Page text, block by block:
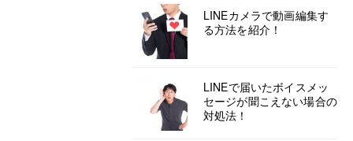
LINEカメラで動画編集す
る方法を紹介！
LINEで届いたボイスメッ
セージが聞こえない場合の
対処法！